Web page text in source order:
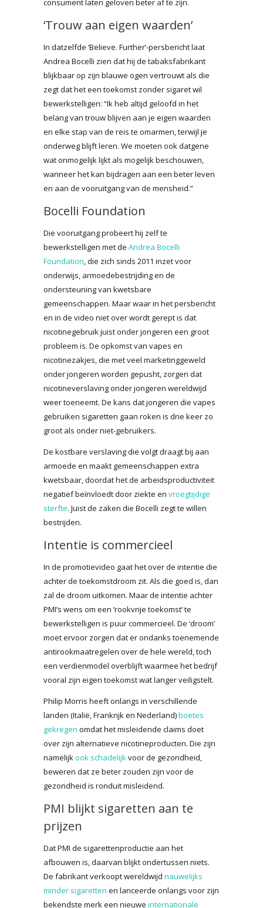
consument laten geloven beter af te zijn.
‘Trouw aan eigen waarden’
In datzelfde ‘Believe. Further’-persbericht laat
Andrea Bocelli zien dat hij de tabaksfabrikant
blijkbaar op zijn blauwe ogen vertrouwt als die
zegt dat het een toekomst zonder sigaret wil
bewerkstelligen: “Ik heb altijd geloofd in het
belang van trouw blijven aan je eigen waarden
en elke stap van de reis te omarmen, terwijl je
onderweg blijft leren. We moeten ook datgene
wat onmogelijk lijkt als mogelijk beschouwen,
wanneer het kan bijdragen aan een beter leven
en aan de vooruitgang van de mensheid.”
Bocelli Foundation
Die vooruitgang probeert hij zelf te
bewerkstelligen met de Andrea Bocelli
Foundation, die zich sinds 2011 inzet voor
onderwijs, armoedebestrijding en de
ondersteuning van kwetsbare
gemeenschappen. Maar waar in het persbericht
en in de video niet over wordt gerept is dat
nicotinegebruik juist onder jongeren een groot
probleem is. De opkomst van vapes en
nicotinezakjes, die met veel marketinggeweld
onder jongeren worden gepusht, zorgen dat
nicotineverslaving onder jongeren wereldwijd
weer toeneemt. De kans dat jongeren die vapes
gebruiken sigaretten gaan roken is drie keer zo
groot als onder niet-gebruikers.
De kostbare verslaving die volgt draagt bij aan
armoede en maakt gemeenschappen extra
kwetsbaar, doordat het de arbeidsproductiviteit
negatief beïnvloedt door ziekte en vroegtijdige
sterfte. Juist de zaken die Bocelli zegt te willen
bestrijden.
Intentie is commercieel
In de promotievideo gaat het over de intentie die
achter de toekomstdroom zit. Als die goed is, dan
zal de droom uitkomen. Maar de intentie achter
PMI’s wens om een ‘rookvrije toekomst’ te
bewerkstelligen is puur commercieel. De ‘droom’
moet ervoor zorgen dat er ondanks toenemende
antirookmaatregelen over de hele wereld, toch
een verdienmodel overblijft waarmee het bedrijf
vooral zijn eigen toekomst wat langer veiligstelt.
Philip Morris heeft onlangs in verschillende
landen (Italië, Frankrijk en Nederland)boetes
gekregen omdat het misleidende claims doet
over zijn alternatieve nicotineproducten. Die zijn
namelijkook schadelijkvoor de gezondheid,
beweren dat ze beter zouden zijn voor de
gezondheid is ronduit misleidend.
PMI blijkt sigaretten aan te
prijzen
Dat PMI de sigarettenproductie aan het
afbouwen is, daarvan blijkt ondertussen niets.
De fabrikant verkoopt wereldwijd nauwelijks
minder sigaretten en lanceerde onlangs voor zijn
bekendste merk een nieuwe internationale